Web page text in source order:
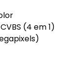
(4 em 1)